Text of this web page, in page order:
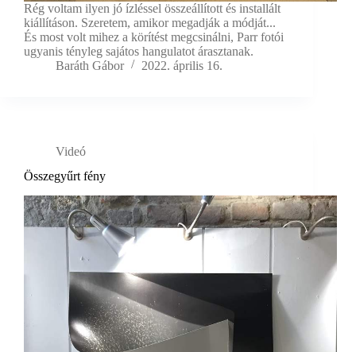
Rég voltam ilyen jó ízléssel összeállított és installált
kiállításon. Szeretem, amikor megadják a módját...
És most volt mihez a körítést megcsinálni, Parr fotói
ugyanis tényleg sajátos hangulatot árasztanak.
Baráth Gábor
2022. április 16.
Videó
Összegyűrt fény